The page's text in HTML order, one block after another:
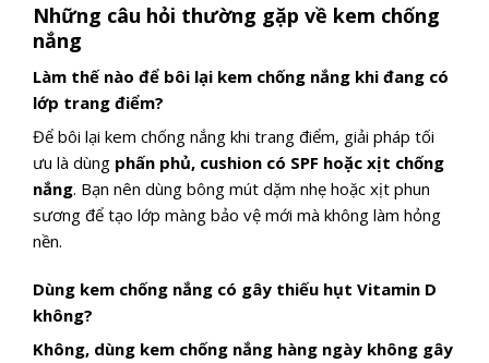
Những câu hỏi thường gặp về kem chống
nắng
Làm thế nào để bôi lại kem chống nắng khi đang có
lớp trang điểm?
Để bôi lại kem chống nắng khi trang điểm, giải pháp tối
ưu là dùng phấn phủ, cushion có SPF hoặc xịt chống
nắng. Bạn nên dùng bông mút dặm nhẹ hoặc xịt phun
sương để tạo lớp màng bảo vệ mới mà không làm hỏng
nền.
Dùng kem chống nắng có gây thiếu hụt Vitamin D
không?
Không, dùng kem chống nắng hàng ngày không gây